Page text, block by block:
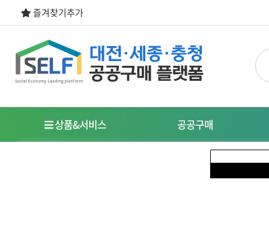
즐겨찾기추가
상품&서비스 공공구매
사회적경제기업이란?